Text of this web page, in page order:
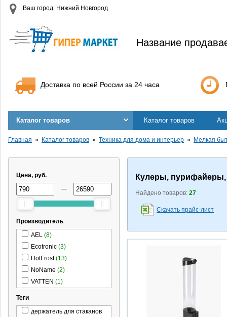
Ваш город: Нижний Новгород
Название
Доставка по всей России за 24 часа
Каталог товаров Каталог товаров
Главная Каталог товаров Техника для дома и интерьер Мелкая
Цена, руб.
—
Производитель
AEL (8)
Ecotronic (3)
HotFrost (13)
NoName (2)
VATTEN (1)
Теги
держатель для стаканов
Кулеры,
Найдено товаров: 27
Скачать прайс-лист